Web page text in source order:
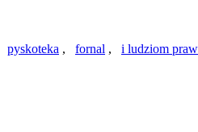
pyskoteka , fornal , i ludziom